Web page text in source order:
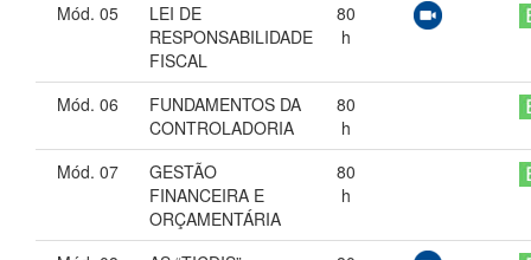
Mód. 05
LEI DE
RESPONSABILIDADE
FISCAL
80
h
Mód. 06
FUNDAMENTOS DA
CONTROLADORIA
80
h
Mód. 07
GESTÃO
FINANCEIRA E
ORÇAMENTÁRIA
80
h